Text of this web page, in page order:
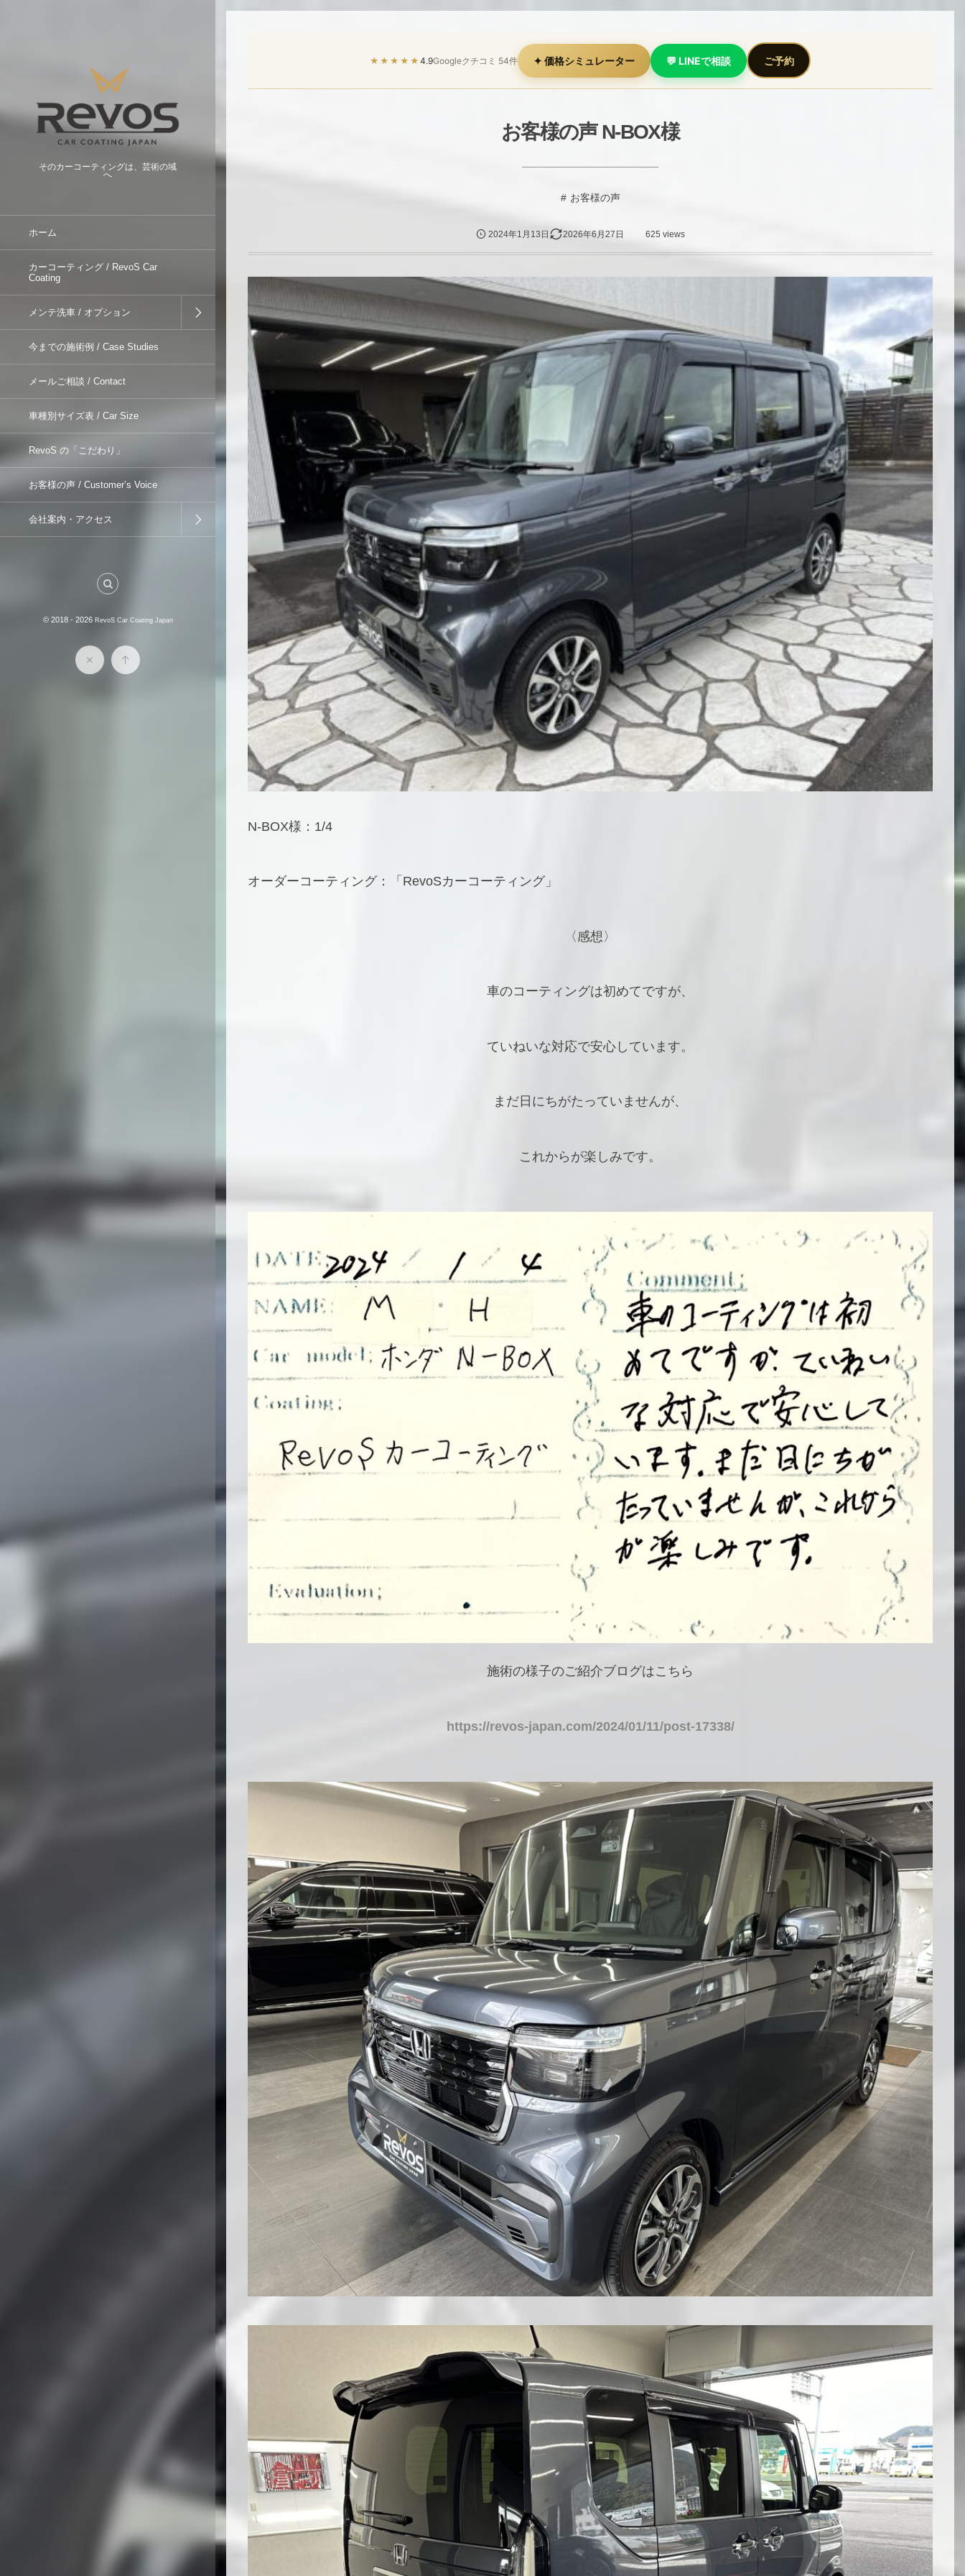
そのカーコーティングは、芸術の域
へ
ホーム
カーコーティング / RevoS Car
Coating
メンテ洗車 / オプション
今までの施術例 / Case Studies
メールご相談 / Contact
車種別サイズ表 / Car Size
RevoS の「こだわり」
お客様の声 / Customer’s Voice
会社案内・アクセス
© 2018 - 2026 RevoS Car Coating Japan
★★★★★ 4.9Googleクチコミ 54件 ✦ 価格シミュレーター 💬 LINEで相談 ご予約
お客様の声 N-BOX様
お客様の声
2024年1月13日 2026年6月27日 625 views
N-BOX様：1/4
オーダーコーティング：「RevoSカーコーティング」
〈感想〉
車のコーティングは初めてですが、
ていねいな対応で安心しています。
まだ日にちがたっていませんが、
これからが楽しみです。
施術の様子のご紹介ブログはこちら
https://revos-japan.com/2024/01/11/post-17338/